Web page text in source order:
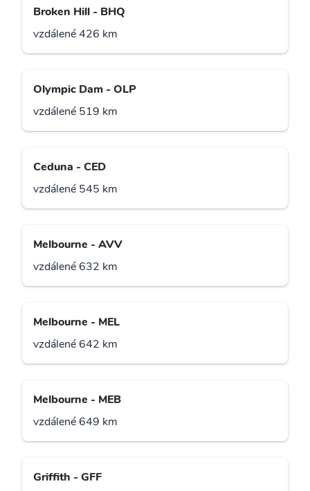
Broken Hill - BHQ
vzdálené 426 km
Olympic Dam - OLP
vzdálené 519 km
Ceduna - CED
vzdálené 545 km
Melbourne - AVV
vzdálené 632 km
Melbourne - MEL
vzdálené 642 km
Melbourne - MEB
vzdálené 649 km
Griffith - GFF